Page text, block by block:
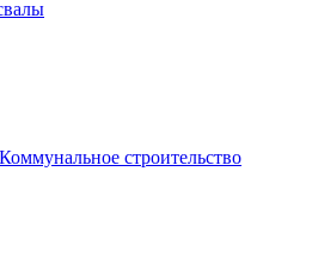
Коммунальное строительство